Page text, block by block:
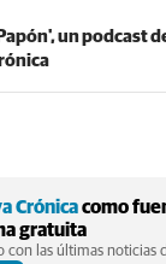
un podcast
Crónicacomo
gratuita
con las últimas noticias